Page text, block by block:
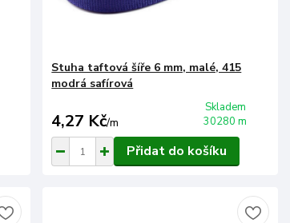
Stuha taftová šíře 6 mm, malé, 415
modrá safírová
4,27 Kč/m
Skladem
30280 m
Přidat do košíku